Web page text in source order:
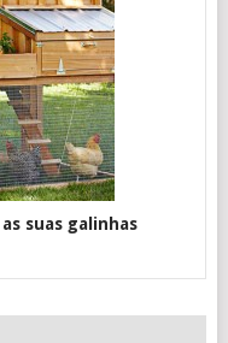
suas galinhas